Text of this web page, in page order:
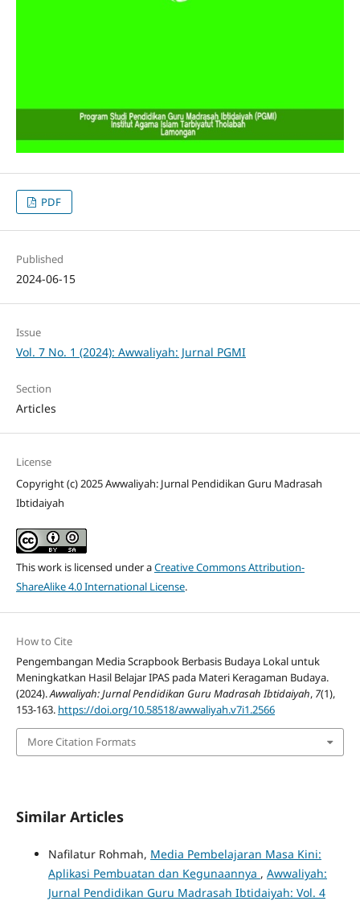
PDF
Published
2024-06-15
Issue
Vol. 7 No. 1 (2024): Awwaliyah: Jurnal PGMI
Section
Articles
License
Copyright (c) 2025 Awwaliyah: Jurnal Pendidikan Guru Madrasah
Ibtidaiyah
This work is licensed under aCreative Commons Attribution-
ShareAlike 4.0 International License.
How to Cite
Pengembangan Media Scrapbook Berbasis Budaya Lokal untuk
Meningkatkan Hasil Belajar IPAS pada Materi Keragaman Budaya.
(2024).Awwaliyah: Jurnal Pendidikan Guru Madrasah Ibtidaiyah, 7(1),
153-163. https://doi.org/10.58518/awwaliyah.v7i1.2566
More Citation Formats
Similar Articles
Nafilatur Rohmah, Media Pembelajaran Masa Kini:
Aplikasi Pembuatan dan Kegunaannya , Awwaliyah:
Jurnal Pendidikan Guru Madrasah Ibtidaiyah: Vol. 4